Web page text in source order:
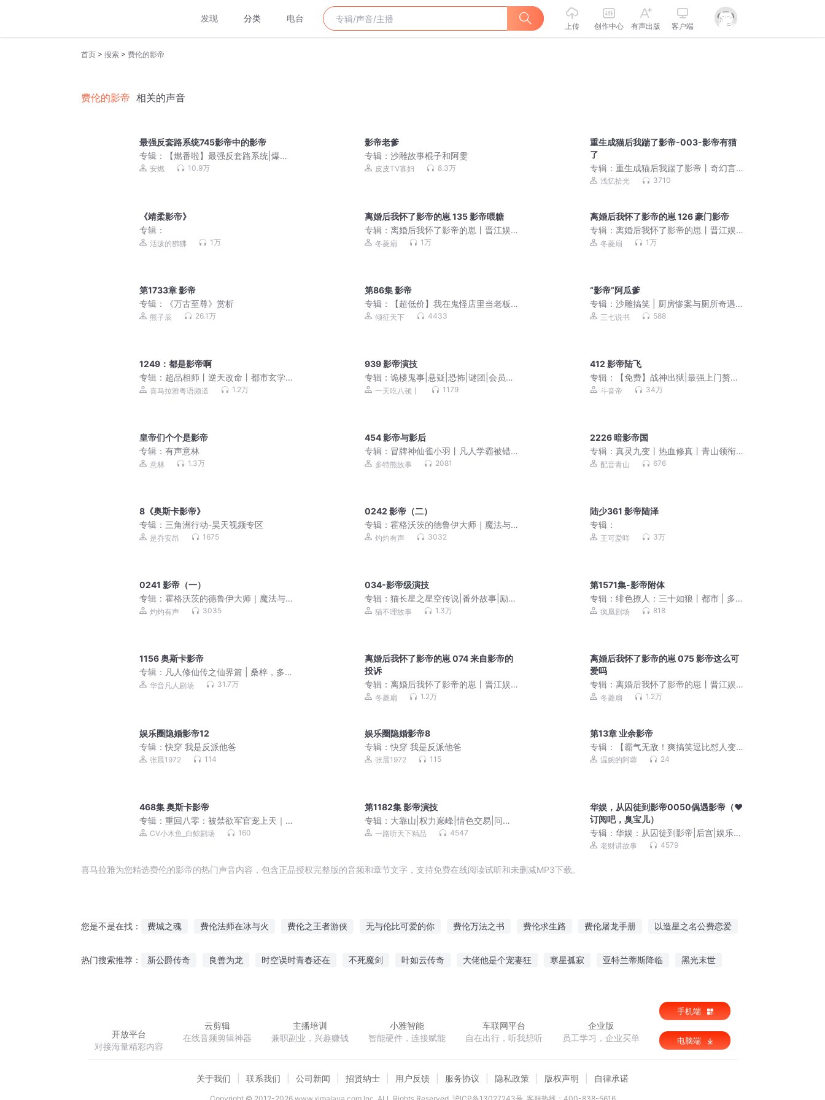
发现 分类 电台
上传 创作中心 有声出版 客户端
首页 > 搜索 > 费伦的影帝
费伦的影帝 相关的声音
最强反套路系统745影帝中的影帝
专辑：
【燃番啦】最强反套路系统|爆笑
&修仙|装逼打脸|安燃领衔玄幻穿越免费
安燃 10.9万
影帝老爹
专辑：沙雕故事棍子和阿雯
皮皮TV寡妇 8.3万
重生成猫后我踹了影帝-003-影帝有猫
了
专辑：重生成猫后我踹了影帝丨奇幻言
情丨高甜双洁丨多播丨影帝独宠
浅忆拾光 3710
《靖柔影帝》
专辑：
活泼的狒狒 1万
离婚后我怀了影帝的崽 135 影帝喂糖
专辑：离婚后我怀了影帝的崽丨晋江娱
乐圈丨影帝vs影后
冬菱扇 1万
离婚后我怀了影帝的崽 126 豪门影帝
专辑：离婚后我怀了影帝的崽丨晋江娱
乐圈丨影帝vs影后
冬菱扇 1万
第1733章 影帝
专辑：
《万古至尊》赏析
熊子辰 26.1万
第86集 影帝
专辑：
【超低价】我在鬼怪店里当老板
丨幻想悬疑纯爱广播剧
倾征天下 4433
“影帝”阿瓜爹
专辑：沙雕搞笑 | 厨房惨案与厕所奇遇 |
奇葩事件
三七说书 588
1249：都是影帝啊
专辑： 超品相师丨逆天改命丨都市玄学
（粤语）
喜马拉雅粤语频道 1.2万
939 影帝演技
专辑：诡楼鬼事|悬疑|恐怖|谜团|会员免
费收听
一天吃八顿丨 1179
412 影帝陆飞
专辑：
【免费】战神出狱|最强上门赘婿|
打脸装逼|多人有声剧
斗音帝 34万
皇帝们个个是影帝
专辑： 有声意林
意林 1.3万
454 影帝与影后
专辑： 冒牌神仙雀小羽丨凡人学霸被错
认神仙丨多特熊故事
多特熊故事 2081
2226 暗影帝国
专辑：真灵九变丨热血修真丨青山领衔
多人有声剧
配音青山 676
8《奥斯卡影帝》
专辑： 三角洲行动-昊天视频专区
是乔安昂 1675
0242 影帝（二）
专辑：霍格沃茨的德鲁伊大师｜魔法与
猫｜哈利波特｜广播剧
灼灼有声 3032
陆少361 影帝陆泽
专辑：
王可爱咩 3万
0241 影帝（一）
专辑： 霍格沃茨的德鲁伊大师｜魔法与
猫｜哈利波特｜广播剧
灼灼有声 3035
034-影帝级演技
专辑：猫长星之星空传说|番外故事|励志
成长|猫不理故事
猫不理故事 1.3万
第1571集-影帝附体
专辑：绯色撩人：三十如狼丨都市 | 多
女主爽文 | 复仇 | 逆袭打脸 | 虐渣
疯凰剧场 818
1156 奥斯卡影帝
专辑： 凡人修仙传之仙界篇 | 桑梓，多
人剧，凡人流
华音凡人剧场 31.7万
离婚后我怀了影帝的崽 074 来自影帝的
投诉
专辑：离婚后我怀了影帝的崽丨晋江娱
乐圈丨影帝vs影后
冬菱扇 1.2万
离婚后我怀了影帝的崽 075 影帝这么可
爱吗
专辑：离婚后我怀了影帝的崽丨晋江娱
乐圈丨影帝vs影后
冬菱扇 1.2万
娱乐圈隐婚影帝12
专辑：快穿 我是反派他爸
张晨1972 114
娱乐圈隐婚影帝8
专辑：快穿 我是反派他爸
张晨1972 115
第13章 业余影帝
专辑：
【霸气无敌！爽搞笑逗比怼人变
强系统】主角逆袭成首富
温婉的阿蓉 24
468集 奥斯卡影帝
专辑： 重回八零：被禁欲军官宠上天｜
倔强的小红&小木鱼｜军婚｜精品多人有
CV小木鱼_白鲸剧场 160
第1182集 影帝演技
专辑： 大靠山|权力巅峰|情色交易|问鼎
官神|侯卫东仕途
一路听天下精品 4547
华娱，从囚徒到影帝0050偶遇影帝（♥
订阅吧，臭宝儿）
专辑：华娱：从囚徒到影帝|后宫|娱乐
圈|华娱推土机|玩梗|八卦|种马|多人有声
老财讲故事 4579
喜马拉雅为您精选费伦的影帝的热门声音内容，包含正品授权完整版的音频和章节文字，支持免费在线阅读试听和未删减MP3下载。
您是不是在找： 费城之魂 费伦法师在冰与火 费伦之王者游侠 无与伦比可爱的你 费伦万法之书 费伦求生路 费伦屠龙手册 以造星之名公费恋爱
热门搜索推荐： 新公爵传奇 良善为龙 时空误时青春还在 不死魔剑 叶如云传奇 大佬他是个宠妻狂 寒星孤寂 亚特兰蒂斯降临 黑光末世
开放平台
对接海量精彩内容
云剪辑
在线音频剪辑神器
主播培训
兼职副业，兴趣赚钱
小雅智能
智能硬件，连接赋能
车联网平台
自在出行，听我想听
企业版
员工学习，企业买单
手机端
电脑端
关于我们 联系我们 公司新闻 招贤纳士 用户反馈 服务协议 隐私政策 版权声明 自律承诺